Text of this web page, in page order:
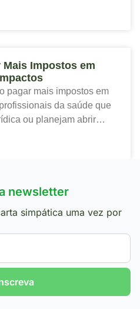
Mais Impostos em
pagar mais impostos em
da saúde que
ou planejam abrir
newsletter
simpática uma vez por